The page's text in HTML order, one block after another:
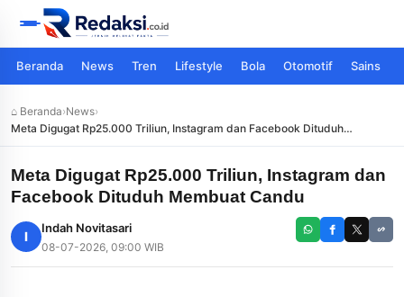
Beranda News Tren Lifestyle Bola Otomotif Sains
⌂ Beranda›News›
Meta Digugat Rp25.000 Triliun, Instagram dan Facebook Dituduh
Membuat Candu
Meta Digugat Rp25.000 Triliun, Instagram dan
Facebook Dituduh Membuat Candu
I
Indah Novitasari
08-07-2026, 09:00 WIB